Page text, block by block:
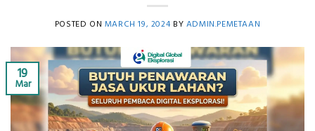
POSTED ON MARCH 19, 2024BY ADMIN.PEMETAAN
19
Mar